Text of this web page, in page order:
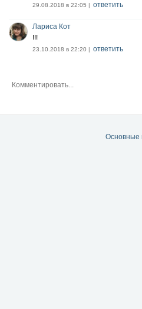
29.08.2018 в 22:05 | ответить
Лариса Кот
!!!
23.10.2018 в 22:20 | ответить
Основные